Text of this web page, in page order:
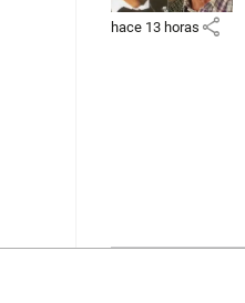
hace 13 horas share